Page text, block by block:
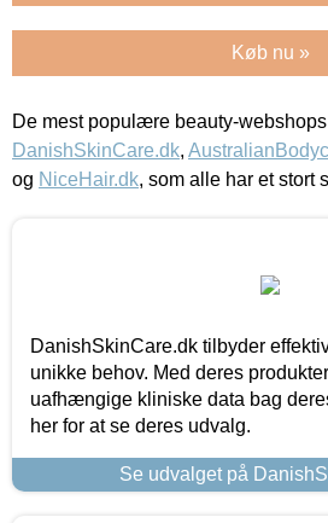
Køb nu »
De mest populære beauty-
DanishSkinCare.dk,
og NiceHair.dk, som alle har et stort
DanishSkinCare.dk tilbyder
unikke behov. Med deres
uafhængige kliniske data bag
her for at se deres udvalg.
Se udvalget på